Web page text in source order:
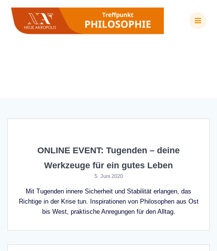
Inhalt
springen
ONLINE EVENT: Tugenden – deine
Werkzeuge für ein gutes Leben
5. Juni 2020
Mit Tugenden innere Sicherheit und Stabilität erlangen, das
Richtige in der Krise tun. Inspirationen von Philosophen aus Ost
bis West, praktische Anregungen für den Alltag.